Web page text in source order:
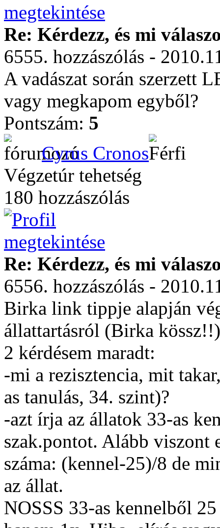
Re: Kérdezz, és mi
6555. hozzászólás -
A vadászat során szerzett
vagy megkapom egyből?
Pontszám: 5
Cyrus Cronos
Végzetúr tehetség
180 hozzászólás
Re: Kérdezz, és mi
6556. hozzászólás -
Birka link tippje alapján
állattartásról (Birka
2 kérdésem maradt:
-mi a rezisztencia, mit
as tanulás, 34. szint)?
-azt írja az állatok 33-as
szak.pontot. Alább viszont
száma: (kennel-25)/8 de
az állat.
NOSSS 33-as kennelből